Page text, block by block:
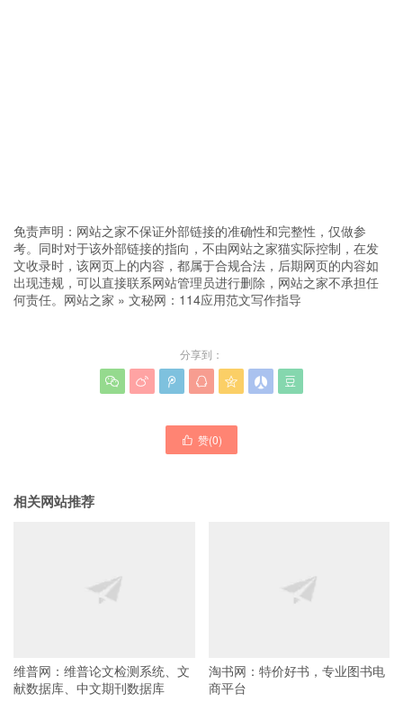
免责声明：网站之家不保证外部链接的准确性和完整性，仅做参
考。同时对于该外部链接的指向，不由网站之家猫实际控制，在发
文收录时，该网页上的内容，都属于合规合法，后期网页的内容如
出现违规，可以直接联系网站管理员进行删除，网站之家不承担任
何责任。 网站之家 » 文秘网：114应用范文写作指导
分享到：
      
 赞(0)
相关网站推荐
维普网：维普论文检测系统、文
献数据库、中文期刊数据库
淘书网：特价好书，专业图书电
商平台